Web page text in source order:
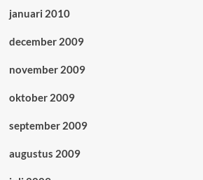
januari 2010
december 2009
november 2009
oktober 2009
september 2009
augustus 2009